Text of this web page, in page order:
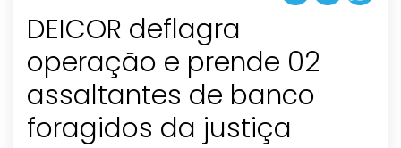
DEICOR deflagra
operação e prende 02
assaltantes de banco
foragidos da justiça